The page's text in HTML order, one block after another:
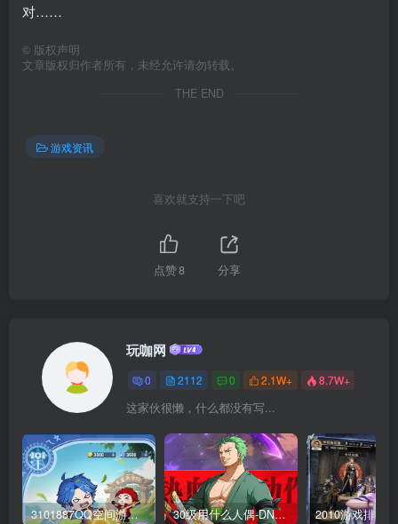
对……
© 版权声明
文章版权归作者所有，未经允许请勿转载。
THE END
游戏资讯
喜欢就支持一下吧
点赞8 分享
玩咖网
0 2112 0 2.1W+ 8.7W+
这家伙很懒，什么都没有写...
3101887QQ空间游戏专区-海量小游戏免费玩 30级用什么人偶-DNF新手升级人偶选择指南